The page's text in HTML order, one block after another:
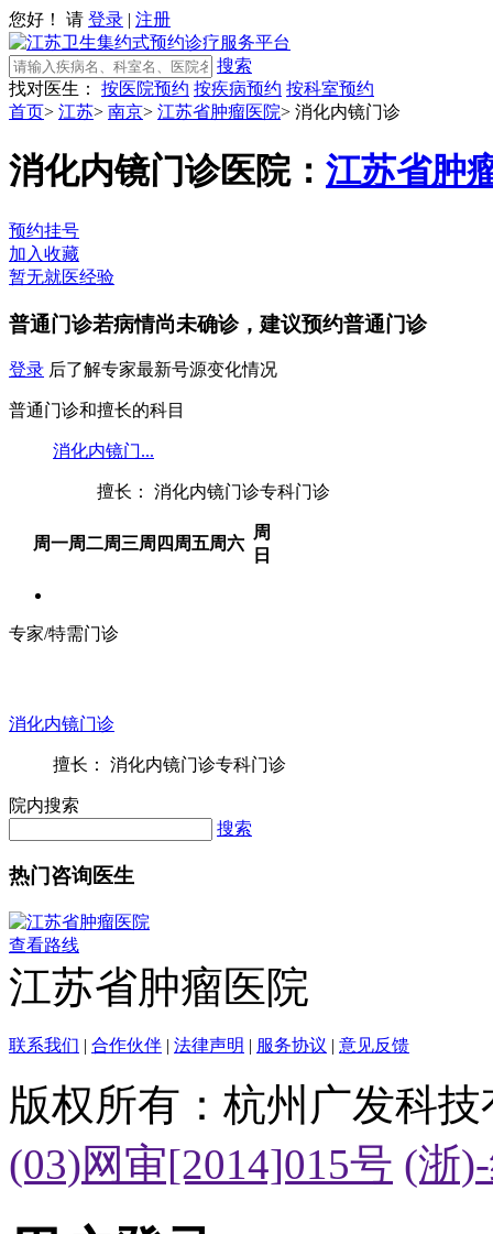
您好！ 请 登录 | 注册
搜索
找对医生：
按医院预约 按疾病预约 按科室预约
首页> 江苏> 南京> 江苏省肿瘤医院> 消化内镜门诊
消化内镜门诊医院： 江苏省肿
预约挂号
加入收藏
暂无就医经验
普通门诊若病情尚未确诊，建议预约普通门诊
登录 后了解专家最新号源变化情况
普通门诊和擅长的科目
消化内镜门...
擅长： 消化内镜门诊专科门诊
周一周二周三周四 周五周六
周
日
专家/特需门诊
消化内镜门诊
擅长： 消化内镜门诊专科门诊
院内搜索
搜索
热门咨询医生
查看路线
江苏省肿瘤医院
联系我们 | 合作伙伴 | 法律声明 | 服务协议 | 意见反馈
版权所有：杭州广发科
(03)网审[2014]015号 (浙